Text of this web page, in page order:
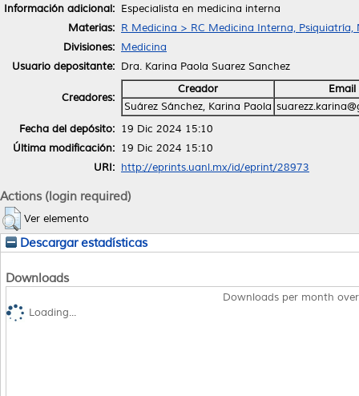
Información adicional: Especialista en medicina interna
Materias: R Medicina > RC Medicina Interna, Psiquiatría,
Divisiones: Medicina
Usuario depositante: Dra. Karina Paola Suarez Sanchez
Creadores:
Creador
Email
Suárez Sánchez, Karina Paola
Fecha del depósito: 19 Dic 2024 15:10
Última modificación: 19 Dic 2024 15:10
URI: http://eprints.uanl.mx/id/eprint/28973
Actions (login required)
Ver elemento
Descargar estadísticas
Downloads
Downloads per month
Loading...